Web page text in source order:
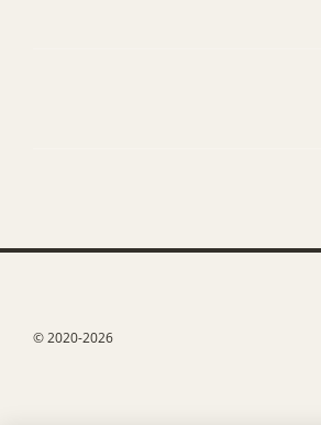
© 2020-2026